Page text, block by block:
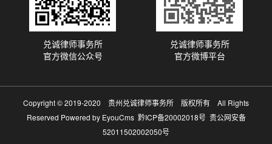
兑诚律师事务所
官方微信公众号
兑诚律师事务所
官方微博平台
Copyright © 2019-2020 贵州兑诚律师事务所 版权所有 All Rights
Reserved Powered by EyouCms 黔ICP备20002018号 贵公网安备
52011502002050号